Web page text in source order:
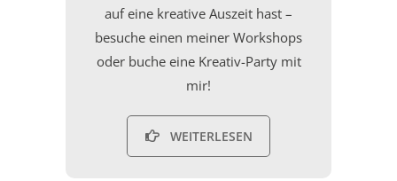
auf eine kreative Auszeit hast –
besuche einen meiner Workshops
oder buche eine Kreativ-Party mit
mir!
WEITERLESEN